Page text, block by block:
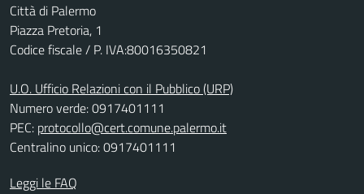
Città di Palermo
Piazza Pretoria, 1
Codice fiscale / P. IVA:80016350821
U.O. Ufficio Relazioni con il Pubblico (URP)
Numero verde: 0917401111
PEC: protocollo@cert.comune.palermo.it
Centralino unico: 0917401111
Leggi le FAQ